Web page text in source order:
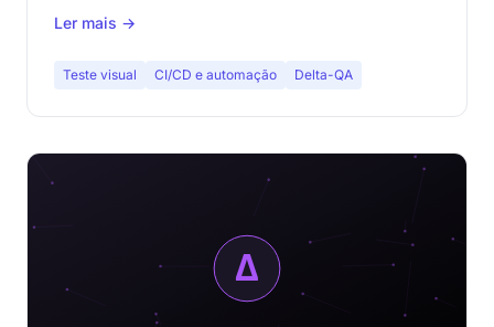
Ler mais →
Teste visual CI/CD e automação Delta-QA